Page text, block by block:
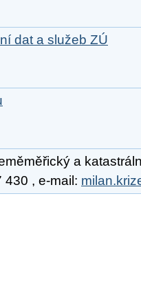
dat a služeb ZÚ
a
430 , e-mail: